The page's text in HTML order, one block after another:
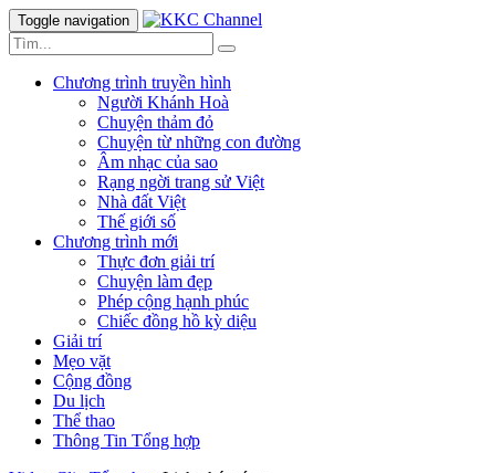
Toggle navigation
Chương trình truyền hình
Người Khánh Hoà
Chuyện thảm đỏ
Chuyện từ những con đường
Âm nhạc của sao
Rạng ngời trang sử Việt
Nhà đất Việt
Thế giới số
Chương trình mới
Thực đơn giải trí
Chuyện làm đẹp
Phép cộng hạnh phúc
Chiếc đồng hồ kỳ diệu
Giải trí
Mẹo vặt
Cộng đồng
Du lịch
Thể thao
Thông Tin Tổng hợp